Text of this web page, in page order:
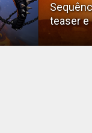
teaser e